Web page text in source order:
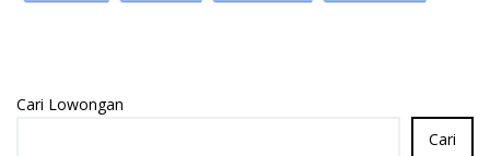
Cari Lowongan
Cari